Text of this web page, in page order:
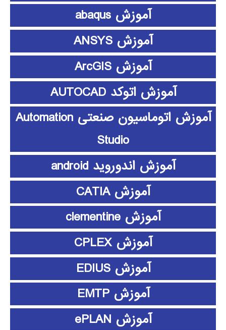
آموزش abaqus
آموزش ANSYS
آموزش ArcGIS
آموزش اتوکد AUTOCAD
آموزش اتوماسیون صنعتی Automation
Studio
آموزش اندوروید android
آموزش CATIA
آموزش clementine
آموزش CPLEX
آموزش EDIUS
آموزش EMTP
آموزش ePLAN